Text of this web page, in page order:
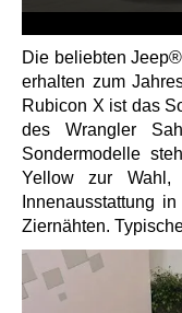
Die beliebten
erhalten zum
Rubicon X ist das
des Wrangler
Sondermodelle
Yellow zur Wahl,
Innenausstattung
Ziernähten.